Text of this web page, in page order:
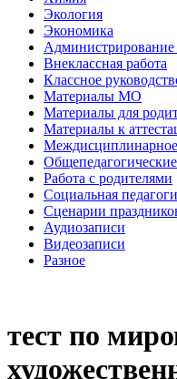
Экология
Экономика
Внеклассная работа
Классное
Материалы МО
Материалы для
Материалы к
Работа с родителями
Социальная
Сценарии
Аудиозаписи
Видеозаписи
Разное
тест по